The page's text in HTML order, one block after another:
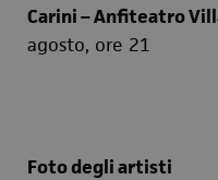
Carini – Anfiteatro
agosto, ore 21
Foto degli artisti